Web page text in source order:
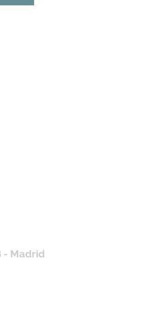
- Madrid